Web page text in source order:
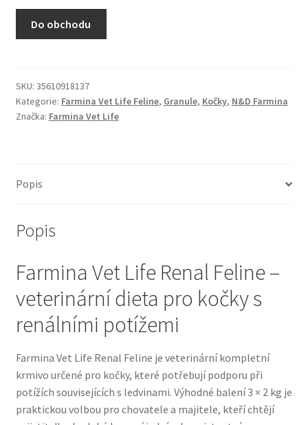
N&D Farmina pro kočky — Italské holistic krmivo
Pamlsky pro kočky
Purizon pro kočky
Veterinární dieta pro kočky
Vše pro psy — Krmivo, doplňky, vybavení
Boudy a výběhy
Bozita pro psy — Švédské krmivo s nordickou kvalitou
Brit pro psy
Granule pro psy
Do obchodu
SKU: 35610918137
Kategorie: Farmina Vet Life Feline, Granule, Kočky, N&D Farmina
Značka: Farmina Vet Life
Popis
Popis
Farmina Vet Life Renal Feline –
veterinární dieta pro kočky s
renálními potížemi
Farmina Vet Life Renal Feline je veterinární kompletní
krmivo určené pro kočky, které potřebují podporu při
potížích souvisejících s ledvinami. Výhodné balení 3 × 2 kg je
praktickou volbou pro chovatele a majitele, kteří chtějí